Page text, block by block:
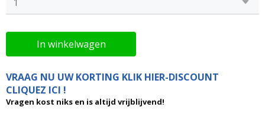
In winkelwagen
VRAAG NU UW KORTING KLIK HIER-DISCOUNT
CLIQUEZ ICI !
Vragen kost niks en is altijd vrijblijvend!